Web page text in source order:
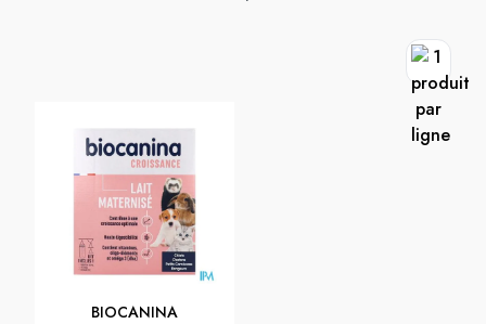
BIOCANINA